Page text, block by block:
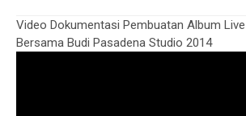
Video Dokumentasi Pembuatan Album
Bersama Budi Pasadena Studio 2014